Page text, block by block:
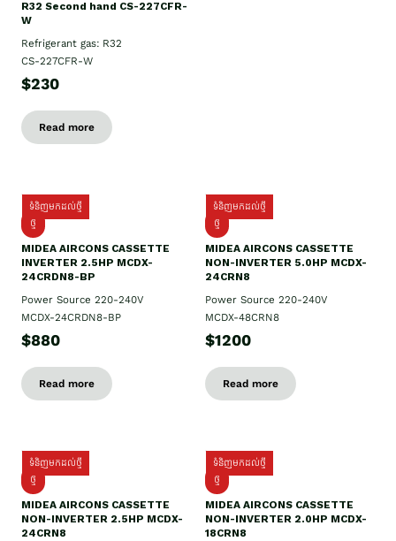
R32 Second hand CS-227CFR-
W
Refrigerant gas: R32
CS-227CFR-W
$230
Read more
ទំនិញមកដល់ថ្មី
ថ្មី
MIDEA AIRCONS CASSETTE
INVERTER 2.5HP MCDX-
24CRDN8-BP
Power Source 220-240V
MCDX-24CRDN8-BP
$880
Read more
ទំនិញមកដល់ថ្មី
ថ្មី
MIDEA AIRCONS CASSETTE
NON-INVERTER 5.0HP MCDX-
24CRN8
Power Source 220-240V
MCDX-48CRN8
$1200
Read more
ទំនិញមកដល់ថ្មី
ថ្មី
MIDEA AIRCONS CASSETTE
NON-INVERTER 2.5HP MCDX-
24CRN8
ទំនិញមកដល់ថ្មី
ថ្មី
MIDEA AIRCONS CASSETTE
NON-INVERTER 2.0HP MCDX-
18CRN8